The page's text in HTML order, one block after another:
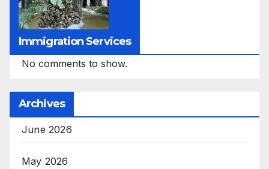
Immigration Services
No comments to show.
Archives
June 2026
May 2026